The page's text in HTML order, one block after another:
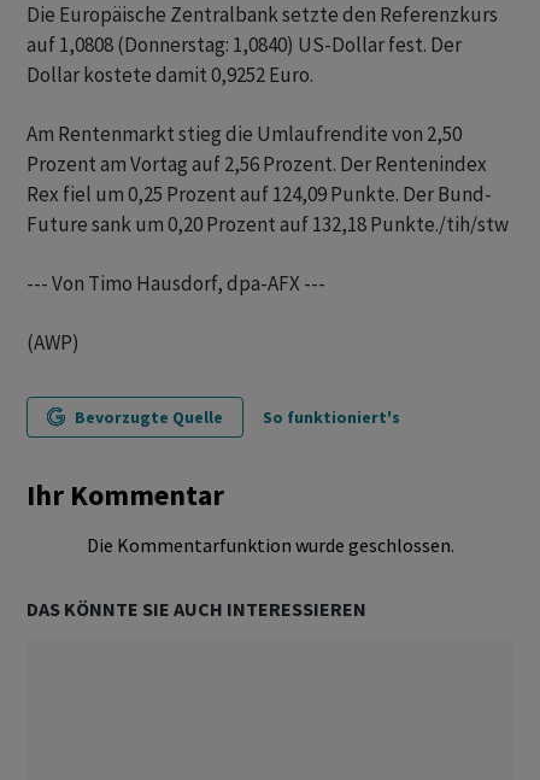
Die Europäische Zentralbank setzte den Referenzkurs
auf 1,0808 (Donnerstag: 1,0840) US-Dollar fest. Der
Dollar kostete damit 0,9252 Euro.
Am Rentenmarkt stieg die Umlaufrendite von 2,50
Prozent am Vortag auf 2,56 Prozent. Der Rentenindex
Rex fiel um 0,25 Prozent auf 124,09 Punkte. Der Bund-
Future sank um 0,20 Prozent auf 132,18 Punkte./tih/stw
--- Von Timo Hausdorf, dpa-AFX ---
(AWP)
Bevorzugte Quelle So funktioniert's
Ihr Kommentar
Die Kommentarfunktion wurde geschlossen.
DAS KÖNNTE SIE AUCH INTERESSIEREN